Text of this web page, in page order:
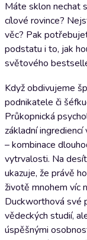
Máte sklon nechat
cílové rovince?
věc? Pak
podstatu i to, jak
světového
Když obdivujeme
podnikatele či
Průkopnická
základní
– kombinace
vytrvalosti. Na
ukazuje, že právě
životě mnohem víc
Duckworthová své
vědeckých studií,
úspěšnými